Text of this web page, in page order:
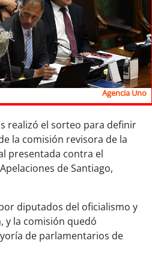
Agencia Uno
realizó el sorteo para definir
la comisión revisora de la
presentada contra el
de Santiago,
diputados del oficialismo y
y la comisión quedó
de parlamentarios de